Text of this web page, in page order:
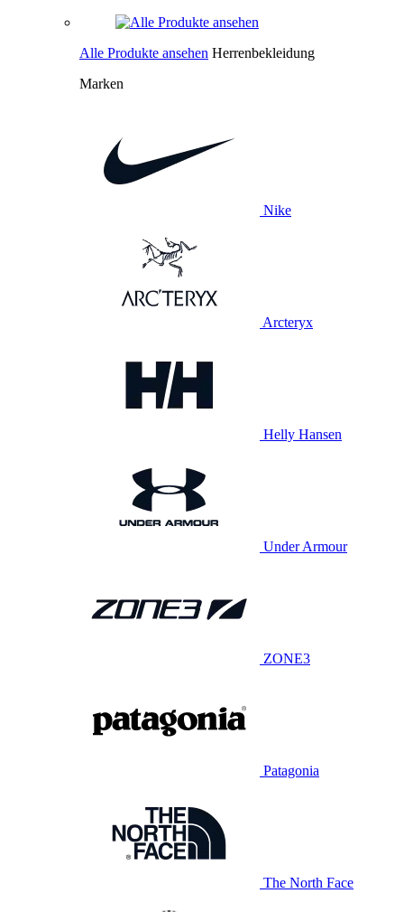
Alle Produkte ansehen Herrenbekleidung
Marken
Nike
Arcteryx
Helly Hansen
Under Armour
ZONE3
Patagonia
The North Face